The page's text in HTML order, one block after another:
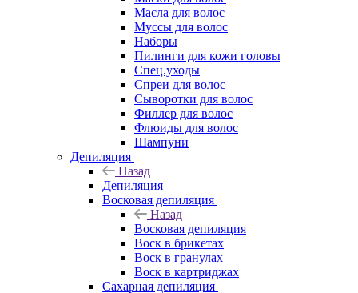
Масла для волос
Муссы для волос
Наборы
Пилинги для кожи головы
Спец.уходы
Спреи для волос
Сыворотки для волос
Филлер для волос
Флюиды для волос
Шампуни
Депиляция
Назад
Депиляция
Восковая депиляция
Назад
Восковая депиляция
Воск в брикетах
Воск в гранулах
Воск в картриджах
Сахарная депиляция